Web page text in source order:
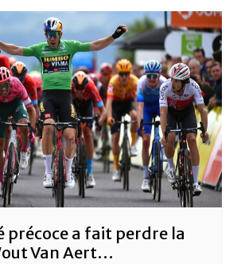
précoce a fait perdre la
Van Aert…